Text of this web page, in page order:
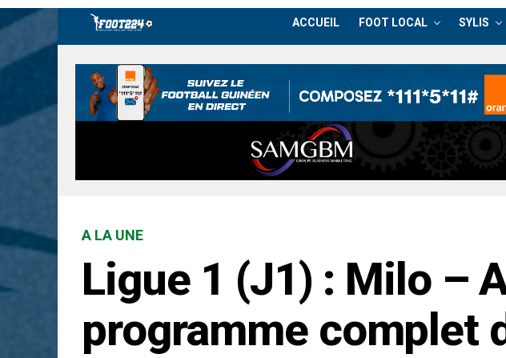
ACCUEIL FOOT LOCAL SYLIS
A LA UNE
Ligue 1 (J1) : Milo –
programme complet